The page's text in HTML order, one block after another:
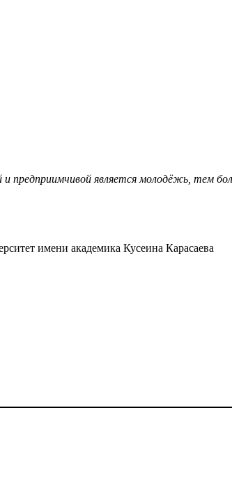
является молодёжь, тем
имени академика Кусеина Карасаева